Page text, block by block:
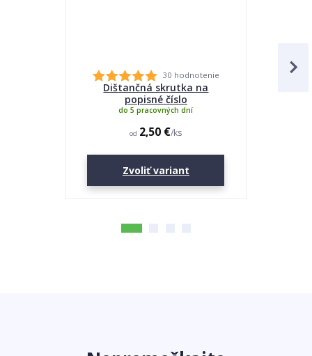
30 hodnotenie
Dištančná skrutka na
popisné číslo
od 2,50 €/ks
do 5 pracovných dní
Zvoliť variant